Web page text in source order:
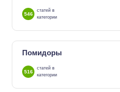
546
статей в
категории
Помидоры
516
статей в
категории